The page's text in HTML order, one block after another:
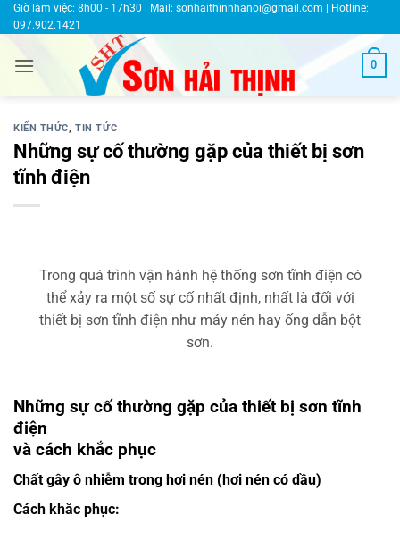
Bỏ
qua
dung
Giờ làm việc: 8h00 - 17h30 | Mail: sonhaithinhhanoi@gmail.com | Hotline:
097.902.1421
0
KIẾN THỨC,TIN TỨC
Những sự cố thường gặp của thiết bị sơn
tĩnh điện
Trong quá trình vận hành hệ thống sơn tĩnh điện có
thể xảy ra một số sự cố nhất định, nhất là đối với
thiết bị sơn tĩnh điện như máy nén hay ống dẫn bột
sơn.
Những sự cố thường gặp của thiết bị sơn tĩnh
điện
và cách khắc phục
Chất gây ô nhiễm trong hơi nén (hơi nén có dầu)
Cách khắc phục: